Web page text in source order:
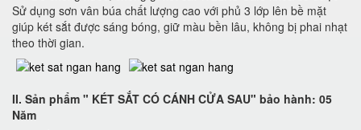
Sử dụng sơn vân búa chất lượng cao với phủ 3 lớp lên bề mặt
giúp két sắt được sáng bóng, giữ màu bền lâu, không bị phai nhạt
theo thời gian.
II. Sản phẩm " KÉT SẮT CÓ CÁNH CỬA SAU" bảo hành: 05
Năm